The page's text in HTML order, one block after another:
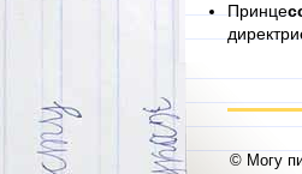
Принце
директри
© Могу